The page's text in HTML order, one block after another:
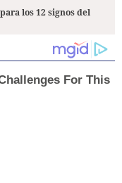
los 12 signos del
For This